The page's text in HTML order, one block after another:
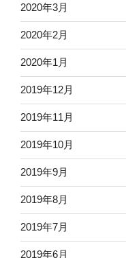
2020年3月
2020年2月
2020年1月
2019年12月
2019年11月
2019年10月
2019年9月
2019年8月
2019年7月
2019年6月